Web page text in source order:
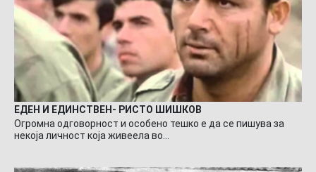
ЕДЕН И ЕДИНСТВЕН- РИСТО ШИШКОВ
Огромна одговорност и особено тешко е да се пишува за
некоја личност која живеела во…